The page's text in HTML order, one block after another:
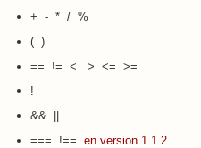
+ - * / %
( )
== != < > <= >=
!
&& ||
=== !== en version 1.1.2